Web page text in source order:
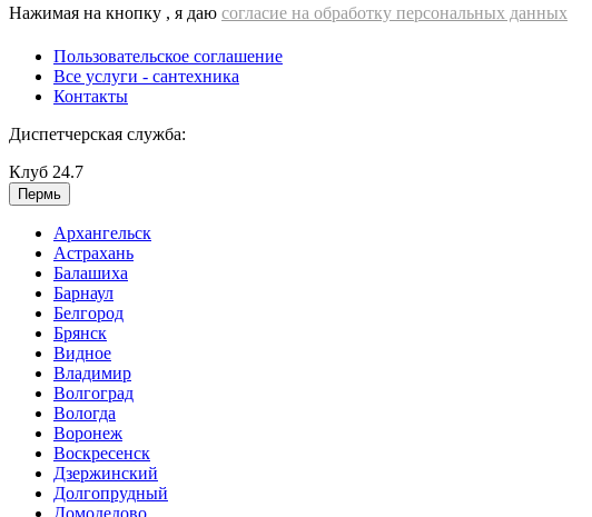
Нажимая на кнопку , я даю согласие на обработку персональных данных
Пользовательское соглашение
Все услуги - cантехника
Контакты
Диспетчерская служба:
Клуб 24.7
Пермь
Архангельск
Астрахань
Балашиха
Барнаул
Белгород
Брянск
Видное
Владимир
Волгоград
Вологда
Воронеж
Воскресенск
Дзержинский
Долгопрудный
Домодедово